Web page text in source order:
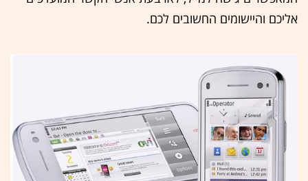
אליכם והיישומים החשובים לכם.